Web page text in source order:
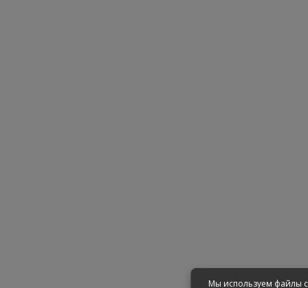
Мы используем файлы